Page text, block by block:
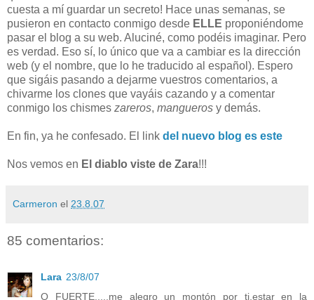
cuesta a mí guardar un secreto! Hace unas semanas, se
pusieron en contacto conmigo desde ELLE proponiéndome
pasar el blog a su web. Aluciné, como podéis imaginar. Pero
es verdad. Eso sí, lo único que va a cambiar es la dirección
web (y el nombre, que lo he traducido al español). Espero
que sigáis pasando a dejarme vuestros comentarios, a
chivarme los clones que vayáis cazando y a comentar
conmigo los chismes zareros, mangueros y demás.
En fin, ya he confesado. El link del nuevo blog es este
Nos vemos en El diablo viste de Zara!!!
Carmeron el 23.8.07
85 comentarios:
Lara 23/8/07
Q FUERTE.....me alegro un montón por ti,estar en la